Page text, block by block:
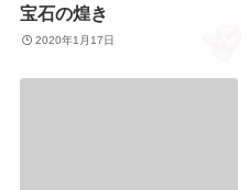
宝石の煌き
2020年1月17日